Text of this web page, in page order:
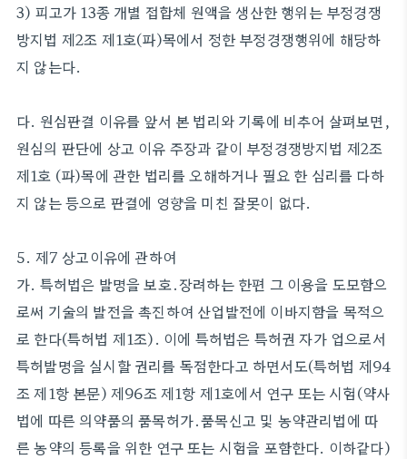
3) 피고가 13종 개별 접합체 원액을 생산한 행위는 부정경쟁
방지법 제2조 제1호(파)목에서 정한 부정경쟁행위에 해당하
지 않는다.
다. 원심판결 이유를 앞서 본 법리와 기록에 비추어 살펴보면,
원심의 판단에 상고 이유 주장과 같이 부정경쟁방지법 제2조
제1호 (파)목에 관한 법리를 오해하거나 필요 한 심리를 다하
지 않는 등으로 판결에 영향을 미친 잘못이 없다.
5. 제7 상고이유에 관하여
가. 특허법은 발명을 보호․장려하는 한편 그 이용을 도모함으
로써 기술의 발전을 촉진하여 산업발전에 이바지함을 목적으
로 한다(특허법 제1조). 이에 특허법은 특허권 자가 업으로서
특허발명을 실시할 권리를 독점한다고 하면서도(특허법 제94
조 제1항 본문) 제96조 제1항 제1호에서 연구 또는 시험(약사
법에 따른 의약품의 품목허가․품목신고 및 농약관리법에 따
른 농약의 등록을 위한 연구 또는 시험을 포함한다. 이하같다)